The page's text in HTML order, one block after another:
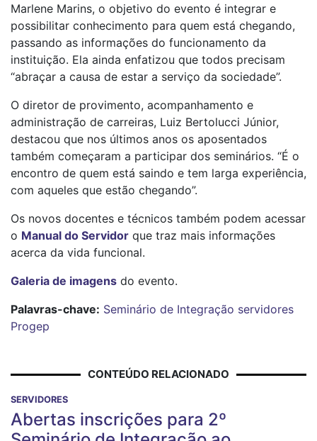
Marlene Marins, o objetivo do evento é integrar e
possibilitar conhecimento para quem está chegando,
passando as informações do funcionamento da
instituição. Ela ainda enfatizou que todos precisam
“abraçar a causa de estar a serviço da sociedade”.
O diretor de provimento, acompanhamento e
administração de carreiras, Luiz Bertolucci Júnior,
destacou que nos últimos anos os aposentados
também começaram a participar dos seminários. “É o
encontro de quem está saindo e tem larga experiência,
com aqueles que estão chegando”.
Os novos docentes e técnicos também podem acessar
o Manual do Servidor que traz mais informações
acerca da vida funcional.
Galeria de imagens do evento.
Palavras-chave: Seminário de Integração servidores
Progep
CONTEÚDO RELACIONADO
SERVIDORES
Abertas inscrições para 2º